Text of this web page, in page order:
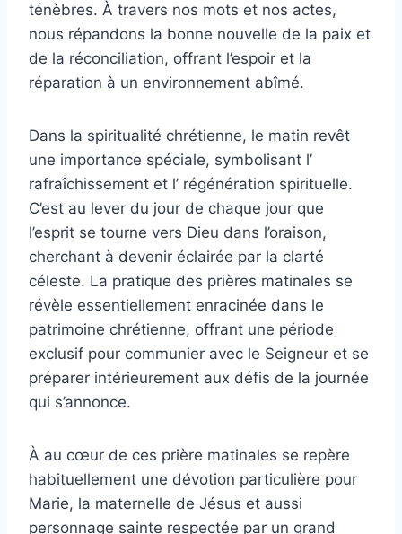
ténèbres. À travers nos mots et nos actes,
nous répandons la bonne nouvelle de la paix et
de la réconciliation, offrant l’espoir et la
réparation à un environnement abîmé.
Dans la spiritualité chrétienne, le matin revêt
une importance spéciale, symbolisant l’
rafraîchissement et l’ régénération spirituelle.
C’est au lever du jour de chaque jour que
l’esprit se tourne vers Dieu dans l’oraison,
cherchant à devenir éclairée par la clarté
céleste. La pratique des prières matinales se
révèle essentiellement enracinée dans le
patrimoine chrétienne, offrant une période
exclusif pour communier avec le Seigneur et se
préparer intérieurement aux défis de la journée
qui s’annonce.
À au cœur de ces prière matinales se repère
habituellement une dévotion particulière pour
Marie, la maternelle de Jésus et aussi
personnage sainte respectée par un grand